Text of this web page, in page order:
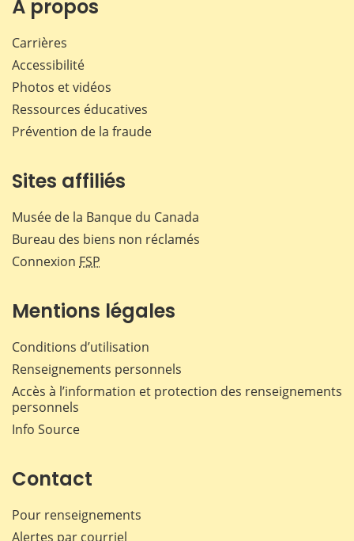
À propos
Carrières
Accessibilité
Photos et vidéos
Ressources éducatives
Prévention de la fraude
Sites affiliés
Musée de la Banque du Canada
Bureau des biens non réclamés
Connexion FSP
Mentions légales
Conditions d’utilisation
Renseignements personnels
Accès à l’information et protection des renseignements
personnels
Info Source
Contact
Pour renseignements
Alertes par courriel